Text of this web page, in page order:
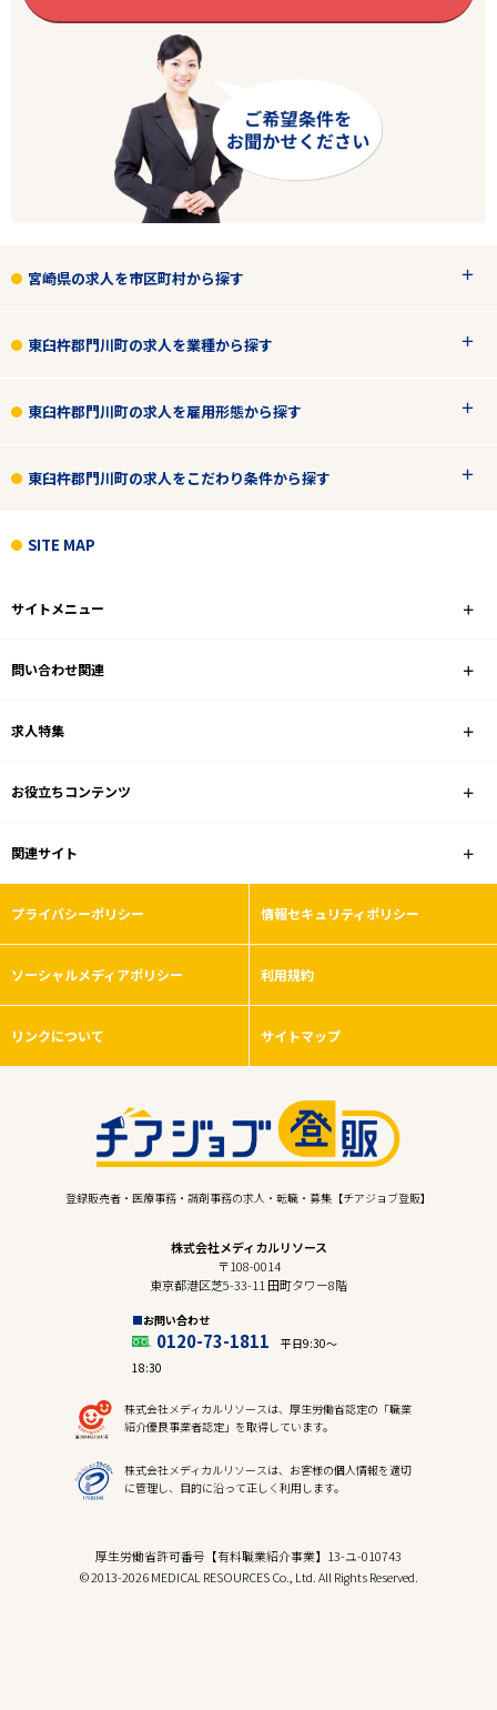
駅徒歩5分以内
宮崎県の求人を市区町村から探す
東臼杵郡門川町の求人を業種から探す
東臼杵郡門川町の求人を雇用形態から探す
東臼杵郡門川町の求人をこだわり条件から探す
SITE MAP
サイトメニュー
問い合わせ関連
求人特集
お役立ちコンテンツ
関連サイト
プライバシーポリシー 情報セキュリティポリシー
ソーシャルメディアポリシー 利用規約
リンクについて サイトマップ
登録販売者・医療事務・調剤事務の求人・転職・募集【チアジョブ登販】
株式会社メディカルリソース
〒108-0014
東京都港区芝5-33-11 田町タワー8階
お問い合わせ
0120-73-1811
平日9:30〜
18:30
株式会社メディカルリソースは、厚生労働省認定の「職業
紹介優良事業者認定」を取得しています。
株式会社メディカルリソースは、お客様の個人情報を適切
に管理し、目的に沿って正しく利用します。
厚生労働省許可番号【有料職業紹介事業】13-ユ-010743
© 2013-2026 MEDICAL RESOURCES Co., Ltd. All Rights Reserved.